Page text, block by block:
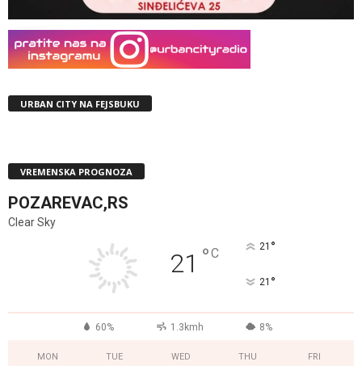
URBAN CITY NA FEJSBUKU
VREMENSKA PROGNOZA
POZAREVAC,RS
Clear Sky
21 °C 21 °
21 °
60% 1.3kmh 8%
MON TUE WED THU FRI